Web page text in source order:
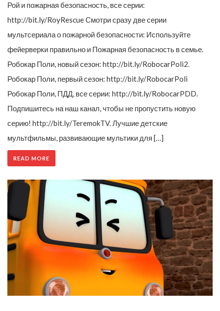
Рой и пожарная безопасность, все серии:
http://bit.ly/RoyRescue Смотри сразу две серии
мультсериала о пожарной безопасности: Используйте
фейерверки правильно и Пожарная безопасность в семье.
Робокар Поли, новый сезон: http://bit.ly/RobocarPoli2.
Робокар Поли, первый сезон: http://bit.ly/RobocarPoli
Робокар Поли, ПДД, все серии: http://bit.ly/RobocarPDD.
Подпишитесь на наш канал, чтобы не пропустить новую
серию! http://bit.ly/TeremokTV. Лучшие детские
мультфильмы, развивающие мультики для […]
READ MORE